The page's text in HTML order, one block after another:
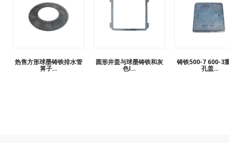
热售方形球墨铸铁排水管
箅子…
圆形井盖与球墨铸铁和灰
色I…
铸铁500-7 600-3
孔盖…